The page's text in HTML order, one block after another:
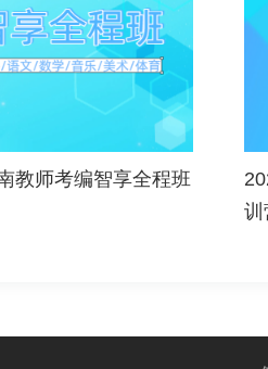
教师考编智享全程班
训